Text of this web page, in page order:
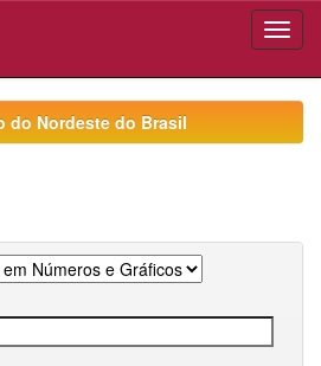
do Nordeste do Brasil